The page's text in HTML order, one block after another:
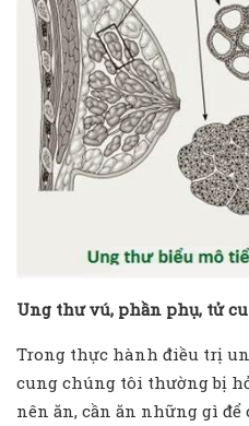
Ung thư vú, phần phụ, tử
Trong thực hành điều trị
cung chúng tôi thường bị
nên ăn, cần ăn những gì